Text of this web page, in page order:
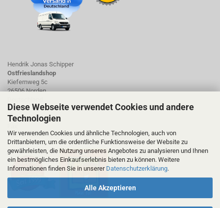
Diese Webseite verwendet Cookies und andere
Technologien
Wir verwenden Cookies und ähnliche Technologien, auch von
Drittanbietern, um die ordentliche Funktionsweise der Website zu
gewährleisten, die Nutzung unseres Angebotes zu analysieren und Ihnen
ein bestmögliches Einkaufserlebnis bieten zu können. Weitere
Informationen finden Sie in unserer Datenschutzerklärung.
Alle Akzeptieren
Hendrik Jonas Schipper
Ostfrieslandshop
Kiefernweg 5c
26506 Norden
Tel.: 01723423661
ostfrieslandshop@ostfrieslandshop.de